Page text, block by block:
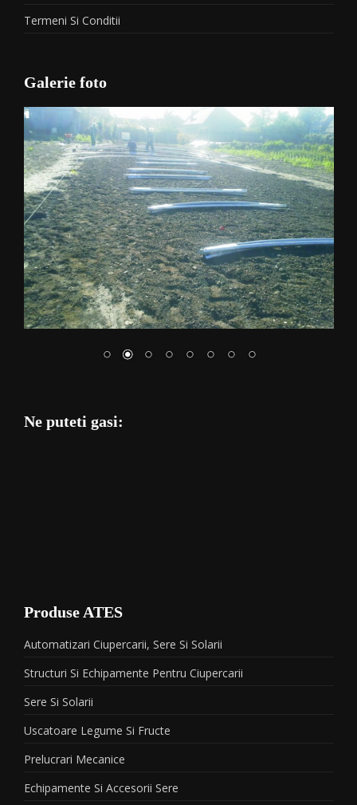
Termeni Si Conditii
Galerie foto
Ne puteti gasi:
Produse ATES
Automatizari Ciupercarii, Sere Si Solarii
Structuri Si Echipamente Pentru Ciupercarii
Sere Si Solarii
Uscatoare Legume Si Fructe
Prelucrari Mecanice
Echipamente Si Accesorii Sere